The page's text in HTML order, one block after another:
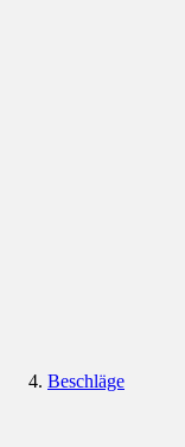
Beschläge